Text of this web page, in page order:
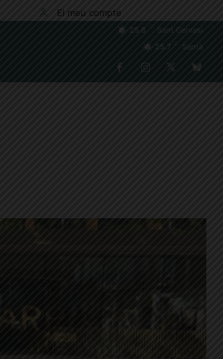
El meu compte
25.8
Sant Gervasi
25.7
Sarrià